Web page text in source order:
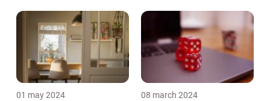
01 may 2024 08 march 2024